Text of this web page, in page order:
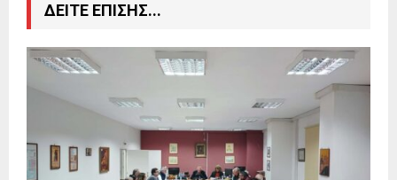
ΔΕΙΤΕ ΕΠΙΣΗΣ...